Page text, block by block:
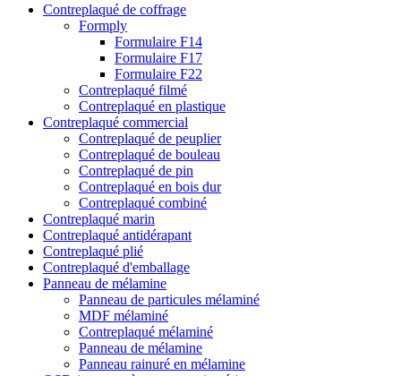
Contreplaqué de coffrage
Formply
Formulaire F14
Formulaire F17
Formulaire F22
Contreplaqué filmé
Contreplaqué en plastique
Contreplaqué commercial
Contreplaqué de peuplier
Contreplaqué de bouleau
Contreplaqué de pin
Contreplaqué en bois dur
Contreplaqué combiné
Contreplaqué marin
Contreplaqué antidérapant
Contreplaqué plié
Contreplaqué d'emballage
Panneau de mélamine
Panneau de particules mélaminé
MDF mélaminé
Contreplaqué mélaminé
Panneau de mélamine
Panneau rainuré en mélamine